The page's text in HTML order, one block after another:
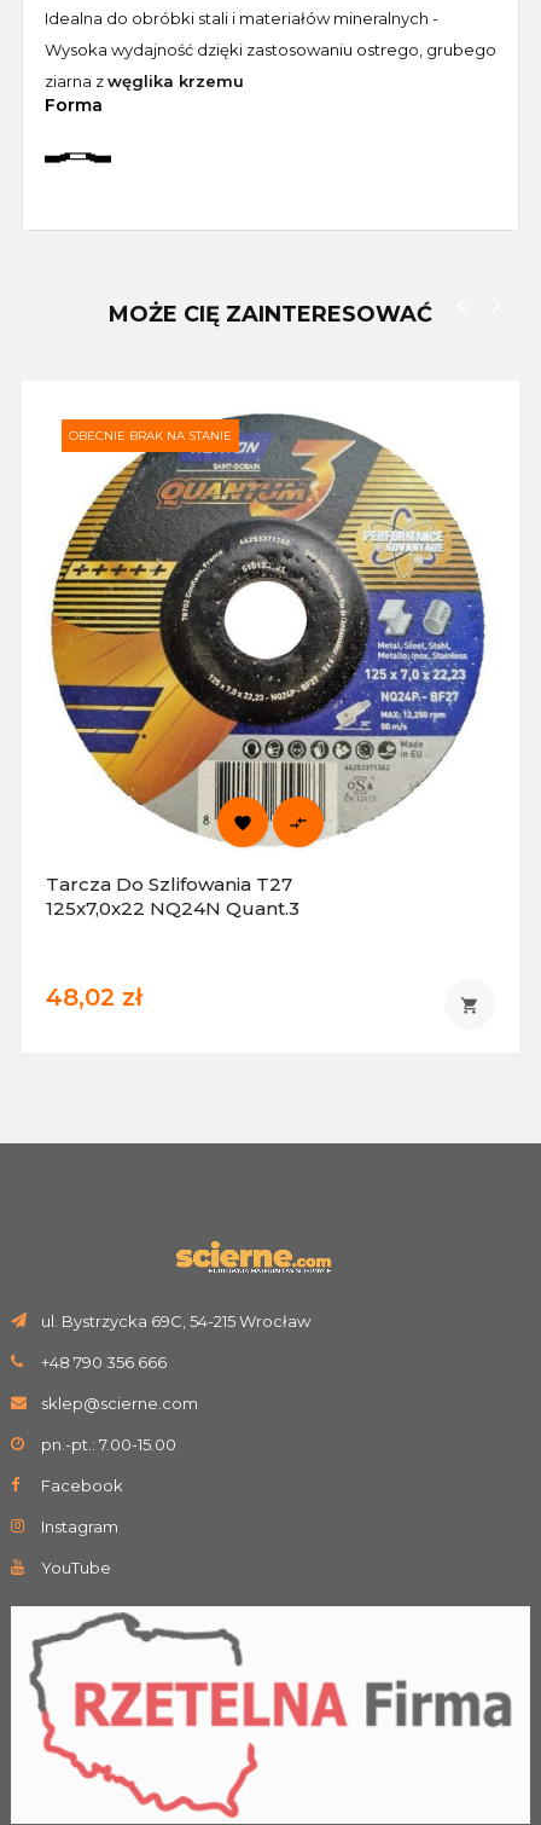
Idealna do obróbki stali i materiałów mineralnych -
Wysoka wydajność dzięki zastosowaniu ostrego, grubego
ziarna zwęglika krzemu
Forma
MOŻE CIĘ ZAINTERESOWAĆ
OBECNIE BRAK NA STANIE
 
Tarcza Do Szlifowania T27
125x7,0x22 NQ24N Quant.3
48,02 zł 
ul. Bystrzycka 69C, 54-215 Wrocław
+48 790 356 666
sklep@scierne.com
pn.-pt.: 7.00-15.00
Facebook
Instagram
YouTube